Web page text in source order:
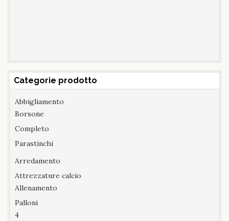
Categorie prodotto
Abbigliamento
Borsone
Completo
Parastinchi
Arredamento
Attrezzature calcio
Allenamento
Palloni
4